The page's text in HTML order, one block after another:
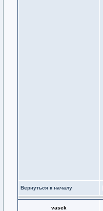
Вернуться к началу
vasek